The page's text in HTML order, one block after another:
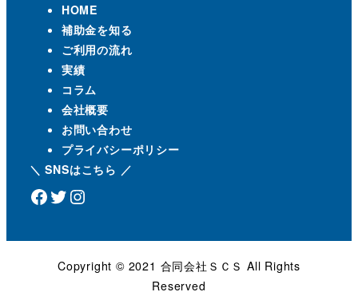
HOME
補助金を知る
ご利用の流れ
実績
コラム
会社概要
お問い合わせ
プライバシーポリシー
＼ SNSはこちら ／
Facebook Twitter Instagram
Copyright ©️ 2021 合同会社ＳＣＳ All Rights
Reserved